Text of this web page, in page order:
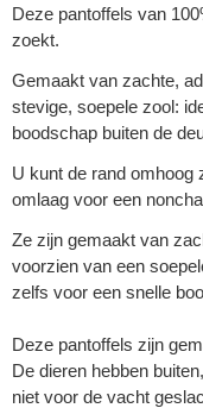
Deze pantoffels van
zoekt.
Gemaakt van zachte,
stevige, soepele zool:
boodschap buiten de
U kunt de rand omhoog
omlaag voor een
Ze zijn gemaakt van
voorzien van een
zelfs voor een snelle
Deze pantoffels zijn
De dieren hebben
niet voor de vacht